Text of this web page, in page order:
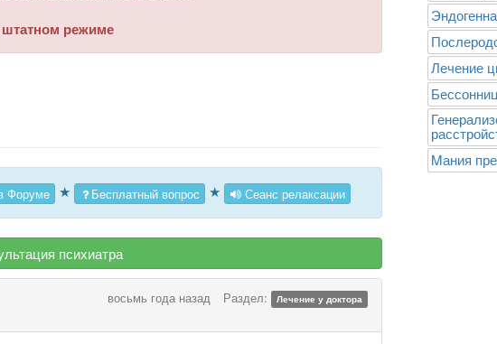
режиме
Форуме ★ Бесплатный вопрос ★ Сеанс релаксации
психиатра
восьмь года назад Раздел: Лечение у доктора
Лечение
Mания